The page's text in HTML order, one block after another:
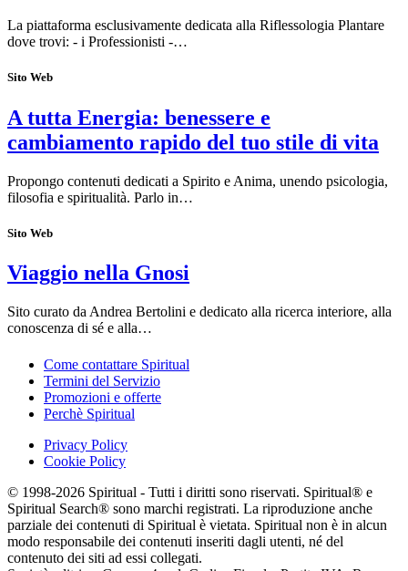
La piattaforma esclusivamente dedicata alla Riflessologia Plantare
dove trovi: - i Professionisti -…
Sito Web
A tutta Energia: benessere e
cambiamento rapido del tuo stile di vita
Propongo contenuti dedicati a Spirito e Anima, unendo psicologia,
filosofia e spiritualità. Parlo in…
Sito Web
Viaggio nella Gnosi
Sito curato da Andrea Bertolini e dedicato alla ricerca interiore, alla
conoscenza di sé e alla…
Come contattare Spiritual
Termini del Servizio
Promozioni e offerte
Perchè Spiritual
Privacy Policy
Cookie Policy
© 1998-2026 Spiritual - Tutti i diritti sono riservati. Spiritual® e
Spiritual Search® sono marchi registrati. La riproduzione anche
parziale dei contenuti di Spiritual è vietata. Spiritual non è in alcun
modo responsabile dei contenuti inseriti dagli utenti, né del
contenuto dei siti ad essi collegati.